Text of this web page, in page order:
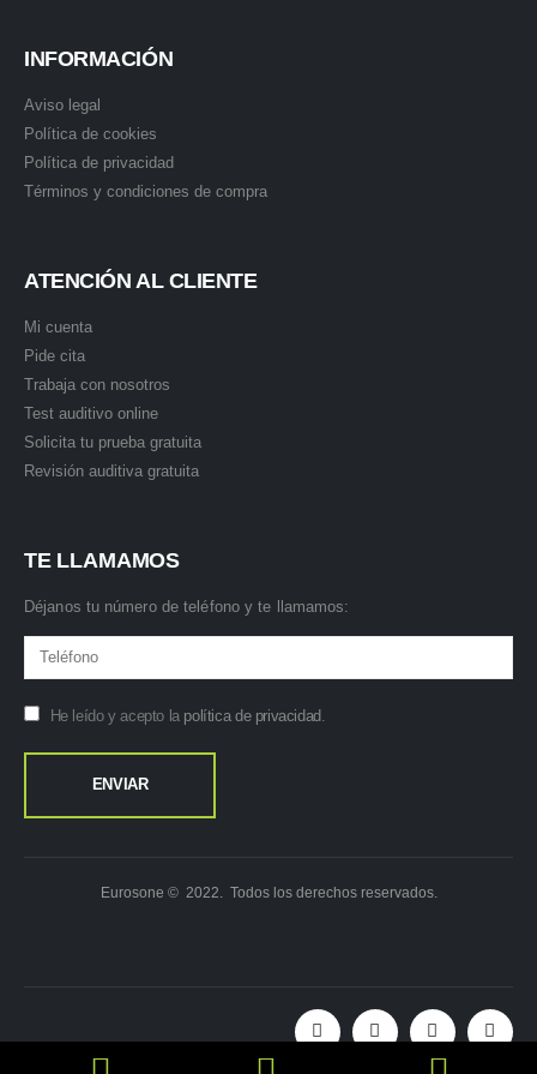
INFORMACIÓN
Aviso legal
Política de cookies
Política de privacidad
Términos y condiciones de compra
ATENCIÓN AL CLIENTE
Mi cuenta
Pide cita
Trabaja con nosotros
Test auditivo online
Solicita tu prueba gratuita
Revisión auditiva gratuita
TE LLAMAMOS
Déjanos tu número de teléfono y te llamamos:
He leído y acepto la política de privacidad.
Eurosone © 2022. Todos los derechos reservados.